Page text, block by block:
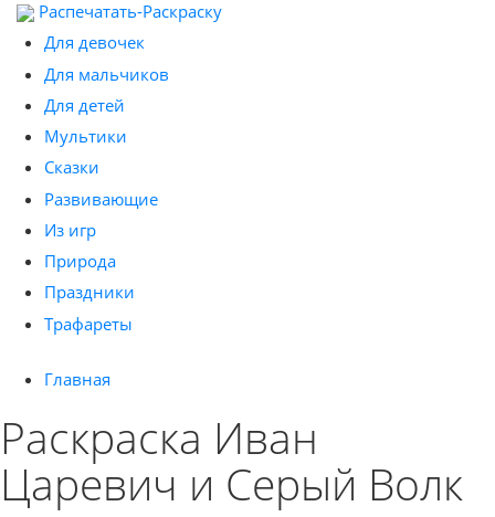
Распечатать-Раскраску
Для девочек
Для мальчиков
Для детей
Мультики
Сказки
Развивающие
Из игр
Природа
Праздники
Трафареты
Главная
Раскраска Иван
Царевич и Серый Волк